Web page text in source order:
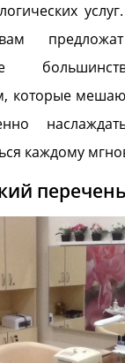
предложат
которые
каждому
перечень